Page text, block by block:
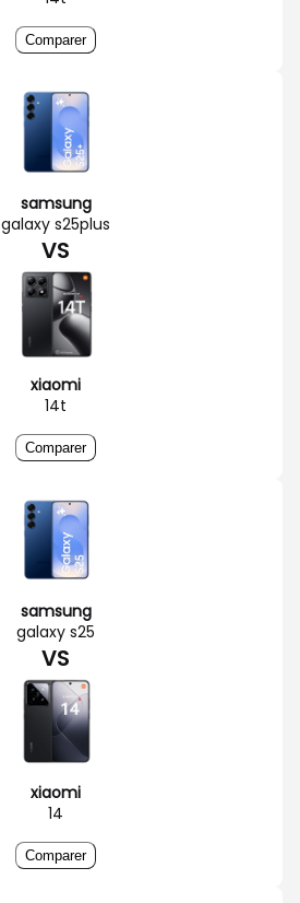
Comparer
samsung
galaxy s25plus
VS
xiaomi
14t
Comparer
samsung
galaxy s25
VS
xiaomi
14
Comparer